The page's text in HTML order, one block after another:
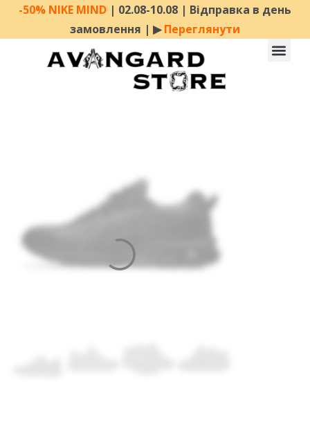
-50% NIKE MIND | 02.08-10.08 | Відправка в день
замовлення | ▶︎Переглянути